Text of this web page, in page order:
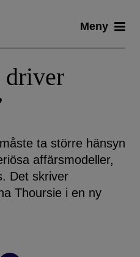
Meny
driver
ta större hänsyn
affärsmodeller,
Det skriver
Thoursie i en ny